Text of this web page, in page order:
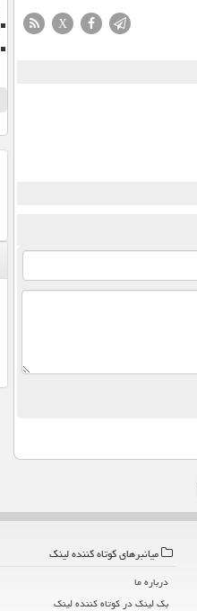
X
میانبرهای كوتاه كننده لینك
درباره ما
بک لینک در كوتاه كننده لینك